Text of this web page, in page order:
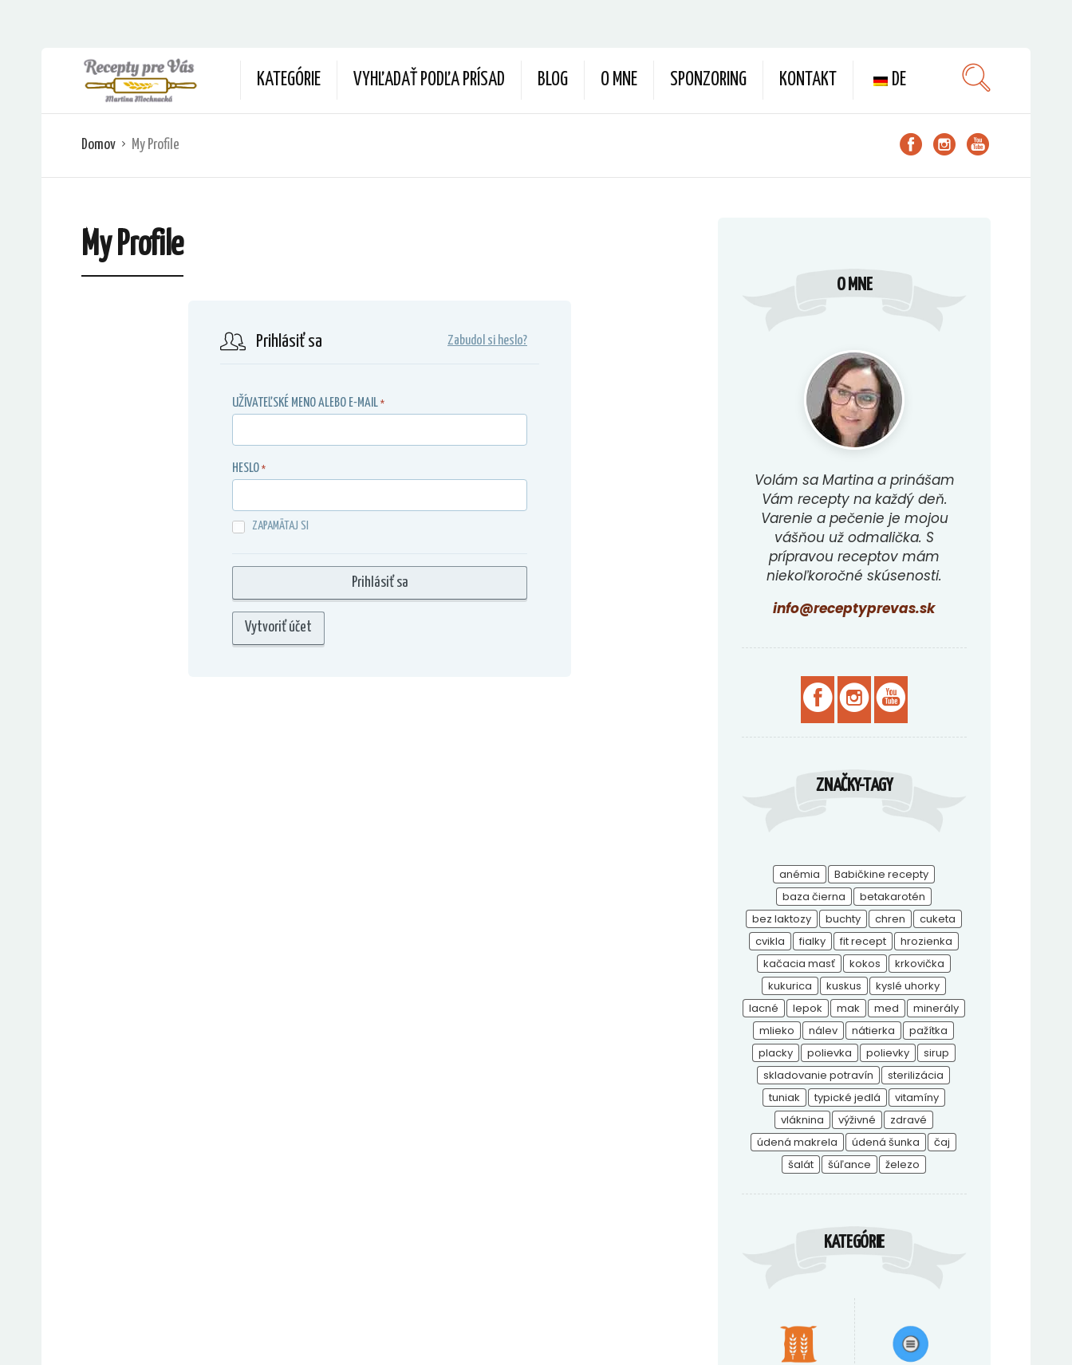
KATEGÓRIE VYHĽADAŤ PODĽA PRÍSAD BLOG O MNE SPONZORING KONTAKT DE
Domov My Profile
My Profile
Prihlásiť sa Zabudol si heslo?
UŽÍVATEĽSKÉ MENO ALEBO E-MAIL *
HESLO *
ZAPAMÄTAJ SI
Vytvoriť účet
O MNE
Volám sa Martina a prinášam
Vám recepty na každý deň.
Varenie a pečenie je mojou
vášňou už odmalička. S
prípravou receptov mám
niekoľkoročné skúsenosti.
info@receptyprevas.sk
ZNAČKY-TAGY
anémia
Babičkine recepty
baza čierna
betakarotén
bez laktozy
buchty chren
cuketa
cvikla
fialky fit recept
hrozienka
kačacia masť
kokos
krkovička
kukurica
kuskus
kyslé uhorky
lacné
lepok mak med
minerály
mlieko
nálev nátierka
pažítka
placky
polievka polievky
sirup
skladovanie potravín
sterilizácia
tuniak
typické jedlá
vitamíny
vláknina
výživné
zdravé
údená makrela
údená šunka
čaj
šalát
šúľance železo
KATEGÓRIE